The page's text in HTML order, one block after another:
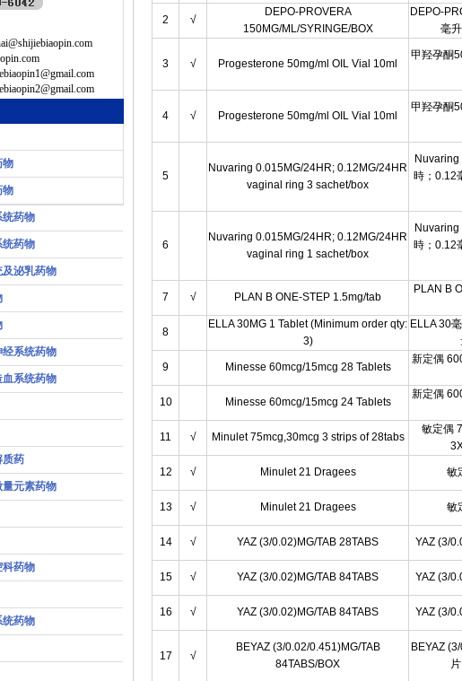
物
物
统药物
统药物
泌乳药物
系统药物
系统药物
质药
元素药物
科药物
统药物
2 √
DEPO-PROVERA
150MG/ML/SYRINGE/BOX
DEPO-
毫
3 √ Progesterone 50mg/ml OIL Vial 10ml
甲羟孕酮
4 √ Progesterone 50mg/ml OIL Vial 10ml
甲羟孕酮
5
Nuvaring 0.015MG/24HR; 0.12MG/24HR
vaginal ring 3 sachet/box
時；0.12
6
Nuvaring 0.015MG/24HR; 0.12MG/24HR
vaginal ring 1 sachet/box
時；0.12
7 √ PLAN B ONE-STEP 1.5mg/tab
PLAN B
8
ELLA 30MG 1 Tablet (Minimum order qty:
3)
ELLA 30
9 Minesse 60mcg/15mcg 28 Tablets
新定偶
10 Minesse 60mcg/15mcg 24 Tablets
新定偶
11 √ Minulet 75mcg,30mcg 3 strips of 28tabs
敏定偶
12 √ Minulet 21 Dragees 敏
13 √ Minulet 21 Dragees 敏
14 √ YAZ (3/0.02)MG/TAB 28TABS YAZ (3/
15 √ YAZ (3/0.02)MG/TAB 84TABS YAZ (3/
16 √ YAZ (3/0.02)MG/TAB 84TABS YAZ (3/
17 √
BEYAZ (3/0.02/0.451)MG/TAB
84TABS/BOX
BEYAZ